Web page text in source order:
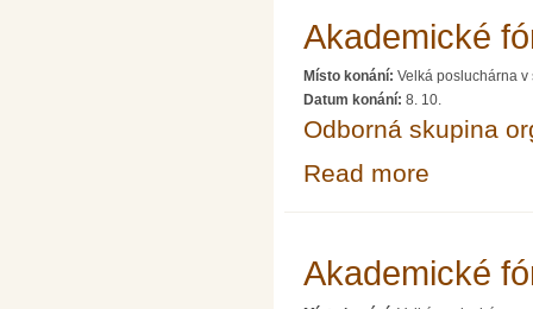
Akademické
Místo konání: Velká posluchárna v
Datum konání: 8. 10.
Odborná skupina
Read more
Akademické